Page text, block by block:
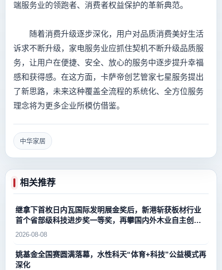
端服务业的领跑者、消费者权益保护的革新典范。
随着消费升级逐步深化，用户对品质消费美好生活
诉求不断升级，家电服务业应抓住契机不断升级品质服
务，让用户在便捷、安全、放心的服务中逐步提升幸福
感和获得感。在这方面，卡萨帝创艺管家七星服务提出
了新思路，未来这种覆盖全流程的系统化、全方位服务
理念将为更多企业所模仿借鉴。
中华家居
相关推荐
继拿下首枚日内瓦国际发明展金奖后，新港斩获板材行业
首个省部级科技进步奖一等奖，再攀国内外木业自主创新
新高峰
2026-08-08
姚基金全国赛圆满落幕，水性科天“体育+科技”公益模式再
深化